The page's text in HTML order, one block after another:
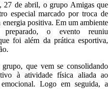
27 de abril, o grupo Amigas que
especial marcado por troca de
positiva. Em um ambiente
preparado, o evento reuniu
foi além da prática esportiva,
que vem se consolidando
à atividade física aliada ao
Logo em seguida, a